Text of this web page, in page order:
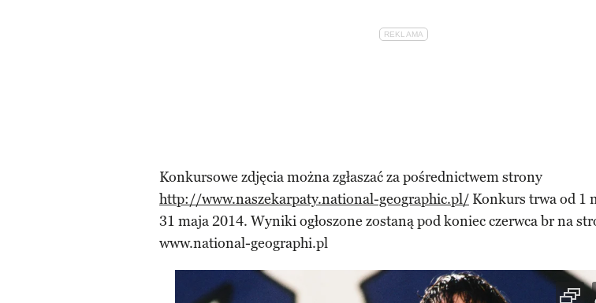
Konkursowe zdjęcia można zgłaszać za pośrednictwem strony
http://www.naszekarpaty.national-geographic.pl/ Konkurs trwa od 1
31 maja 2014. Wyniki ogłoszone zostaną pod koniec czerwca br na
www.national-geographi.pl